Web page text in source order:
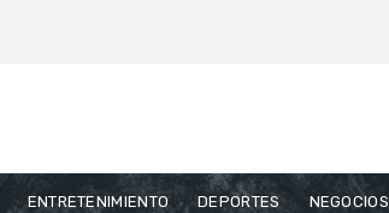
ENTRETENIMIENTO DEPORTES NEGOCIOS